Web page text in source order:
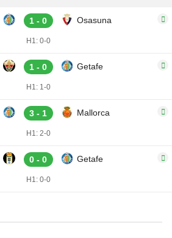
1 - 0 Osasuna
H1: 0-0
1 - 0 Getafe
H1: 1-0
3 - 1 Mallorca
H1: 2-0
0 - 0 Getafe
H1: 0-0